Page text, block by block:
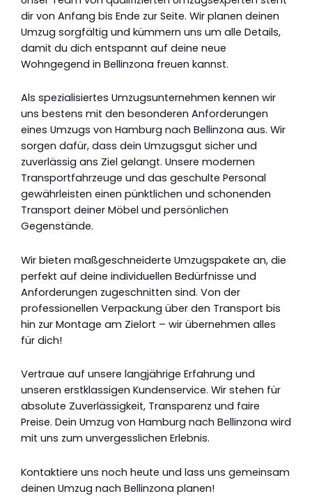
dir von Anfang bis Ende zur Seite. Wir planen deinen
Umzug sorgfältig und kümmern uns um alle Details,
damit du dich entspannt auf deine neue
Wohngegend in Bellinzona freuen kannst.
Als spezialisiertes Umzugsunternehmen kennen wir
uns bestens mit den besonderen Anforderungen
eines Umzugs von Hamburg nach Bellinzona aus. Wir
sorgen dafür, dass dein Umzugsgut sicher und
zuverlässig ans Ziel gelangt. Unsere modernen
Transportfahrzeuge und das geschulte Personal
gewährleisten einen pünktlichen und schonenden
Transport deiner Möbel und persönlichen
Gegenstände.
Wir bieten maßgeschneiderte Umzugspakete an, die
perfekt auf deine individuellen Bedürfnisse und
Anforderungen zugeschnitten sind. Von der
professionellen Verpackung über den Transport bis
hin zur Montage am Zielort – wir übernehmen alles
für dich!
Vertraue auf unsere langjährige Erfahrung und
unseren erstklassigen Kundenservice. Wir stehen für
absolute Zuverlässigkeit, Transparenz und faire
Preise. Dein Umzug von Hamburg nach Bellinzona wird
mit uns zum unvergesslichen Erlebnis.
Kontaktiere uns noch heute und lass uns gemeinsam
deinen Umzug nach Bellinzona planen!